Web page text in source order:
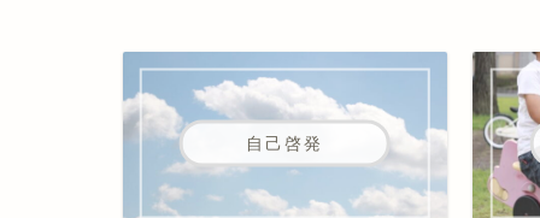
自己啓発